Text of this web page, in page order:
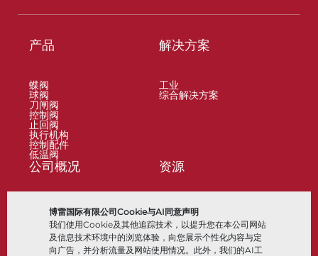
博雷国际有限公司Cookie与AI同意声明
我们使用Cookie及其他追踪技术，以提升您在本公司网站
及信息技术环境中的浏览体验，向您展示个性化内容与定
向广告，并分析流量及网站使用情况。此外，我们的AI工
产品
蝶阀
球阀
刀闸阀
控制阀
止回阀
执行机构
控制配件
低温阀
解决方案
工业
综合解决方案
公司概况
合作伙伴
可持续性
客户门户
资源
文档
知识中心
软件
材料选择